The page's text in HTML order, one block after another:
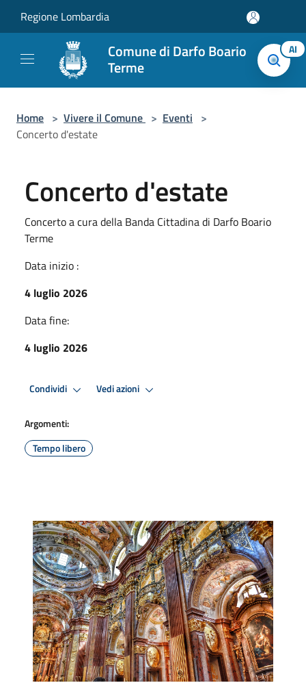
Regione Lombardia
Comune di Darfo Boario
Terme
AI
Home > Vivere il Comune > Eventi >
Concerto d'estate
Concerto d'estate
Concerto a cura della Banda Cittadina di Darfo Boario
Terme
Data inizio :
4 luglio 2026
Data fine:
4 luglio 2026
Condividi Vedi azioni
Argomenti:
Tempo libero